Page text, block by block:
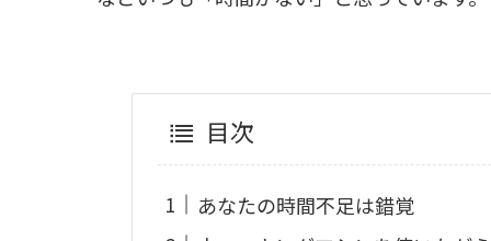
目次
あなたの時間不足は錯覚